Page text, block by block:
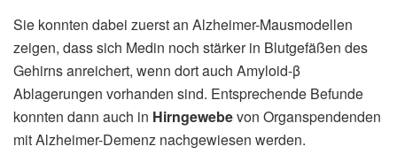
Sie konnten dabei zuerst an Alzheimer-Mausmodellen
zeigen, dass sich Medin noch stärker in Blutgefäßen des
Gehirns anreichert, wenn dort auch Amyloid-β
Ablagerungen vorhanden sind. Entsprechende Befunde
konnten dann auch in Hirngewebevon Organspendenden
mit Alzheimer-Demenz nachgewiesen werden.